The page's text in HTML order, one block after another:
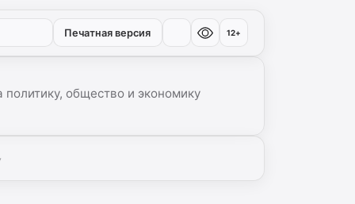
Печатная версия 12+
общество и экономику